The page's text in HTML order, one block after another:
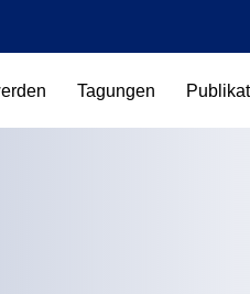
Tagungen